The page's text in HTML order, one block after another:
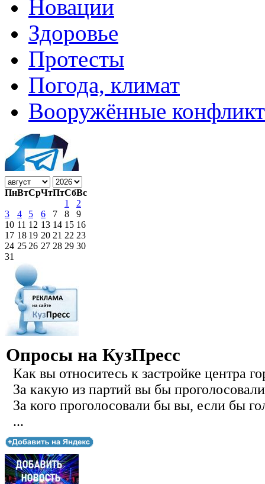
Новации
Здоровье
Протесты
Погода, климат
Вооружённые
ПнВтСрЧтПтСбВс
1
2
3
4 5 6 7 8
9
10 11 12 13 14 15 16
17 18 19 20 21 22 23
24 25 26 27 28 29 30
31
Опросы на КузПресс
Как вы относитесь к застройке центра
За какую из партий вы бы
За кого проголосовали бы вы, если бы
...